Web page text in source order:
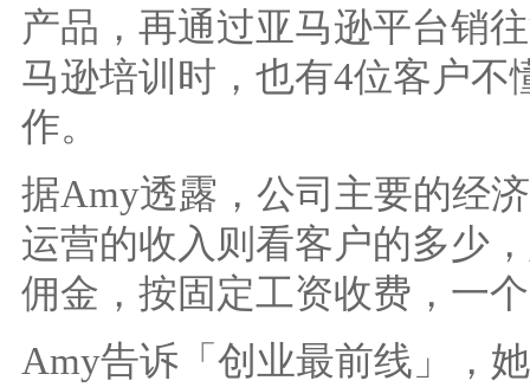
产品，再通过亚马逊平台销
马逊培训时，也有4位客户
作。
据Amy透露，公司主要的经
运营的收入则看客户的多少
佣金，按固定工资收费，一
Amy告诉「创业最前线」，